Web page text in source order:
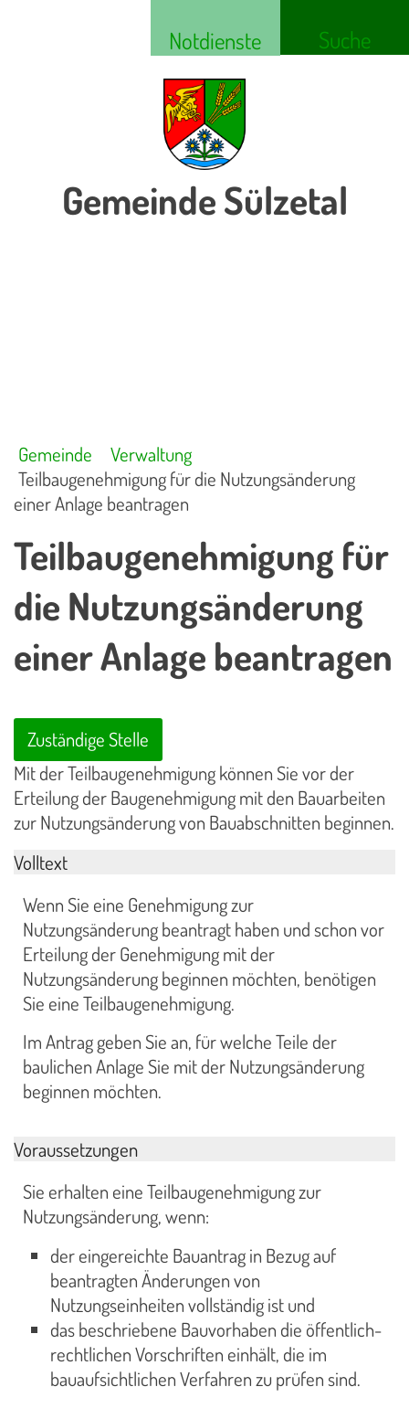
Notdienste Suche
Gemeinde Sülzetal
Gemeinde
Verwaltung
Teilbaugenehmigung für die Nutzungsänderung
einer Anlage beantragen
Teilbaugenehmigung für
die Nutzungsänderung
einer Anlage beantragen
Zuständige Stelle
Mit der Teilbaugenehmigung können Sie vor der
Erteilung der Baugenehmigung mit den Bauarbeiten
zur Nutzungsänderung von Bauabschnitten beginnen.
Volltext
Wenn Sie eine Genehmigung zur
Nutzungsänderung beantragt haben und schon vor
Erteilung der Genehmigung mit der
Nutzungsänderung beginnen möchten, benötigen
Sie eine Teilbaugenehmigung.
Im Antrag geben Sie an, für welche Teile der
baulichen Anlage Sie mit der Nutzungsänderung
beginnen möchten.
Voraussetzungen
Sie erhalten eine Teilbaugenehmigung zur
Nutzungsänderung, wenn:
der eingereichte Bauantrag in Bezug auf
beantragten Änderungen von
Nutzungseinheiten vollständig ist und
das beschriebene Bauvorhaben die öffentlich-
rechtlichen Vorschriften einhält, die im
bauaufsichtlichen Verfahren zu prüfen sind.